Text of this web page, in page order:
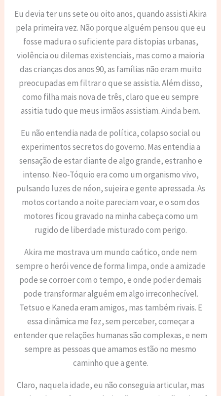
Eu devia ter uns sete ou oito anos, quando assisti Akira
pela primeira vez. Não porque alguém pensou que eu
fosse madura o suficiente para distopias urbanas,
violência ou dilemas existenciais, mas como a maioria
das crianças dos anos 90, as famílias não eram muito
preocupadas em filtrar o que se assistia. Além disso,
como filha mais nova de três, claro que eu sempre
assitia tudo que meus irmãos assistiam. Ainda bem.
Eu não entendia nada de política, colapso social ou
experimentos secretos do governo. Mas entendia a
sensação de estar diante de algo grande, estranho e
intenso. Neo-Tóquio era como um organismo vivo,
pulsando luzes de néon, sujeira e gente apressada. As
motos cortando a noite pareciam voar, e o som dos
motores ficou gravado na minha cabeça como um
rugido de liberdade misturado com perigo.
Akira me mostrava um mundo caótico, onde nem
sempre o herói vence de forma limpa, onde a amizade
pode se corroer com o tempo, e onde poder demais
pode transformar alguém em algo irreconhecível.
Tetsuo e Kaneda eram amigos, mas também rivais. E
essa dinâmica me fez, sem perceber, começar a
entender que relações humanas são complexas, e nem
sempre as pessoas que amamos estão no mesmo
caminho que a gente.
Claro, naquela idade, eu não conseguia articular, mas